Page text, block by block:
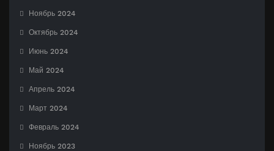
Ноябрь 2024
Октябрь 2024
Июнь 2024
Май 2024
Апрель 2024
Март 2024
Февраль 2024
Ноябрь 2023